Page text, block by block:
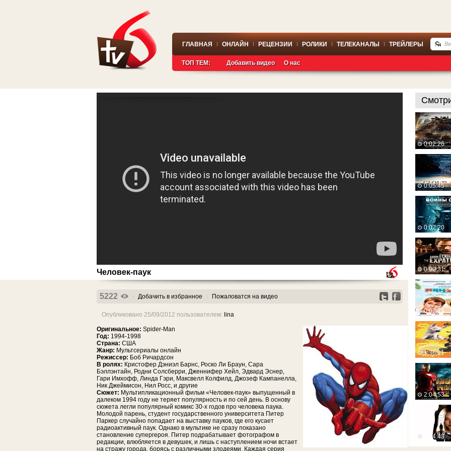
ГЛАВНАЯ ОНЛАЙН РЕЦЕНЗИИ РОЛИКИ ТЕЛЕКАНАЛЫ ТРЕЙЛЕРЫ
ТОП ТЕМ: Добавить видео О нас
Человек-паук
5222 Добачить в избранное Пожаловатся на видео
Опубликовано 25/09/2012 пользователем: lina
Оригинальное: Spider-Man
Год: 1994-1998
Страна: США
Жанр: Мультcериалы онлайн
Режиссер: Боб Ричардсон
В ролях: Кристофер Дэниэл Барнс, Роско Ли Браун, Сара
Бэллэнтайн, Родни Солсберри, Дженнифер Хейл, Эдвард Эснер,
Гари Имхофф, Линда Гэри, Максвелл Колфилд, Джозеф Кампанелла,
Ник Джеймисон, Нил Росс, и другие
Сюжет: Мультипликационный фильм «Человек-паук» выпущенный в
далеком 1994 году не теряет популярность и по сей день. В основу
сюжета легли популярный комикс 30-х годов про человека паука.
Молодой парень, студент государственного университета Питер
Паркер случайно попадает на выставку пауков, где его кусает
радиоактивный паук. Однако в мультике не сразу показано
становление супергероя. Питер подрабатывает фотографом в
редакции, влюбляется в девушек, и лишь с наступлением ночи встает
на стражу города, борясь с различными злодеями. Каждая серия
0:02:26
0:05:45
0:02:20
0:02:31
0:02:19
1:36:21
2:04:53
1:34:43